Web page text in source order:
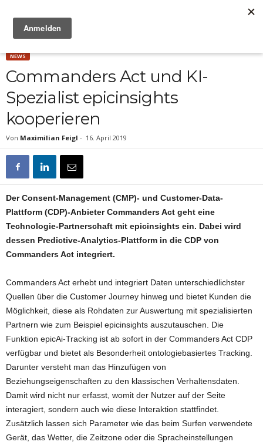
NEWS
Commanders Act und KI-
Spezialist epicinsights
kooperieren
Von Maximilian Feigl - 16. April 2019
Der Consent-Management (CMP)- und Customer-Data-
Plattform (CDP)-Anbieter Commanders Act geht eine
Technologie-Partnerschaft mit epicinsights ein. Dabei wird
dessen Predictive-Analytics-Plattform in die CDP von
Commanders Act integriert.
Commanders Act erhebt und integriert Daten unterschiedlichster
Quellen über die Customer Journey hinweg und bietet Kunden die
Möglichkeit, diese als Rohdaten zur Auswertung mit spezialisierten
Partnern wie zum Beispiel epicinsights auszutauschen. Die
Funktion epicAi-Tracking ist ab sofort in der Commanders Act CDP
verfügbar und bietet als Besonderheit ontologiebasiertes Tracking.
Darunter versteht man das Hinzufügen von
Beziehungseigenschaften zu den klassischen Verhaltensdaten.
Damit wird nicht nur erfasst, womit der Nutzer auf der Seite
interagiert, sondern auch wie diese Interaktion stattfindet.
Zusätzlich lassen sich Parameter wie das beim Surfen verwendete
Gerät, das Wetter, die Zeitzone oder die Spracheinstellungen